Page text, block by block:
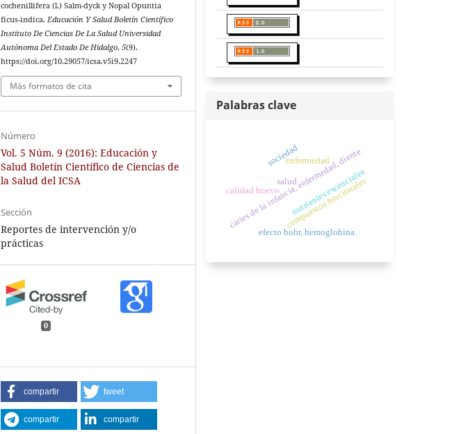
cochenillifera (l.) Salm-dyck y Nopal Opuntia
ficus-indica.Educación Y Salud Boletín Científico
Instituto De Ciencias De La Salud Universidad
Autónoma Del Estado De Hidalgo,5(9).
https://doi.org/10.29057/icsa.v5i9.2247
Más formatos de cita
Número
Vol. 5 Núm. 9 (2016): Educación y
Salud Boletín Científico de Ciencias de
la Salud del ICSA
Sección
Reportes de intervención y/o
prácticas
0
compartir tweet
compartir compartir
Palabras clave
caries de la infancia, enfermedad, diente
salud
enfermedad
sociedad
.
calidad huevo nutrientes escenciales
compuestos funcionales
efecto bohr, hemoglobina.